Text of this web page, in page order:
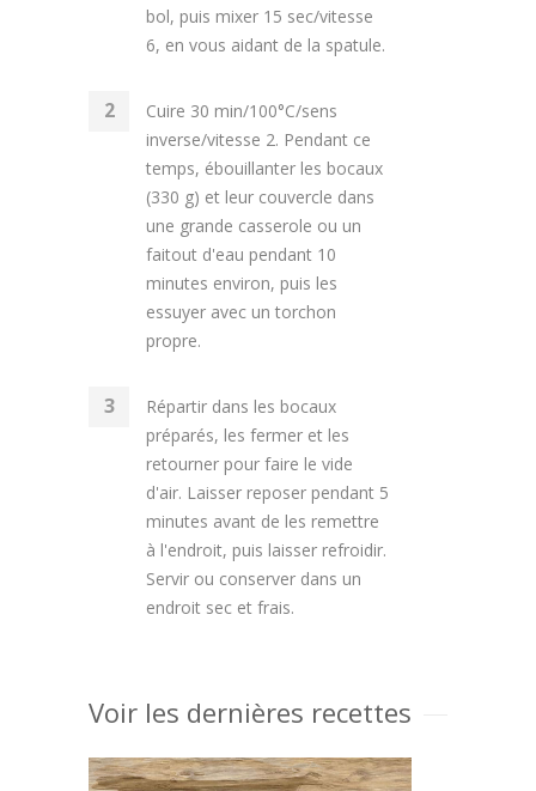
bol, puis mixer 15 sec/vitesse
6, en vous aidant de la spatule.
Cuire 30 min/100°C/sens
inverse/vitesse 2. Pendant ce
temps, ébouillanter les bocaux
(330 g) et leur couvercle dans
une grande casserole ou un
faitout d'eau pendant 10
minutes environ, puis les
essuyer avec un torchon
propre.
Répartir dans les bocaux
préparés, les fermer et les
retourner pour faire le vide
d'air. Laisser reposer pendant 5
minutes avant de les remettre
à l'endroit, puis laisser refroidir.
Servir ou conserver dans un
endroit sec et frais.
Voir les dernières recettes